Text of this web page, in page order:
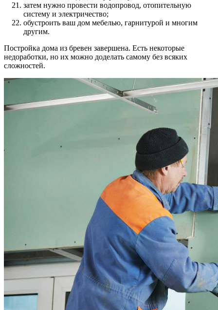
затем нужно провести водопровод, отопительную
систему и электричество;
обустроить ваш дом мебелью, гарнитурой и многим
другим.
Постройка дома из бревен завершена. Есть некоторые
недоработки, но их можно доделать самому без всяких
сложностей.